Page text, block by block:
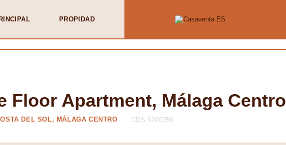
PROPIDAD
Floor Apartment, Málaga Centro
DEL SOL, MÁLAGA CENTRO CDS 5200756